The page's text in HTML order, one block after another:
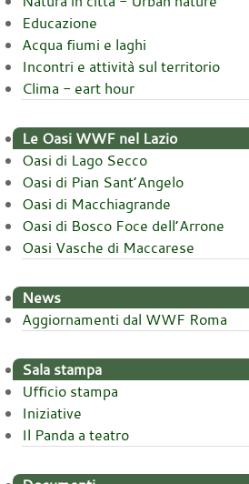
Educazione
Acqua fiumi e laghi
Incontri e attività sul territorio
Clima - eart hour
Le Oasi WWF nel Lazio
Oasi di Lago Secco
Oasi di Pian Sant’Angelo
Oasi di Macchiagrande
Oasi di Bosco Foce dell’Arrone
Oasi Vasche di Maccarese
News
Aggiornamenti dal WWF Roma
Sala stampa
Ufficio stampa
Iniziative
Il Panda a teatro